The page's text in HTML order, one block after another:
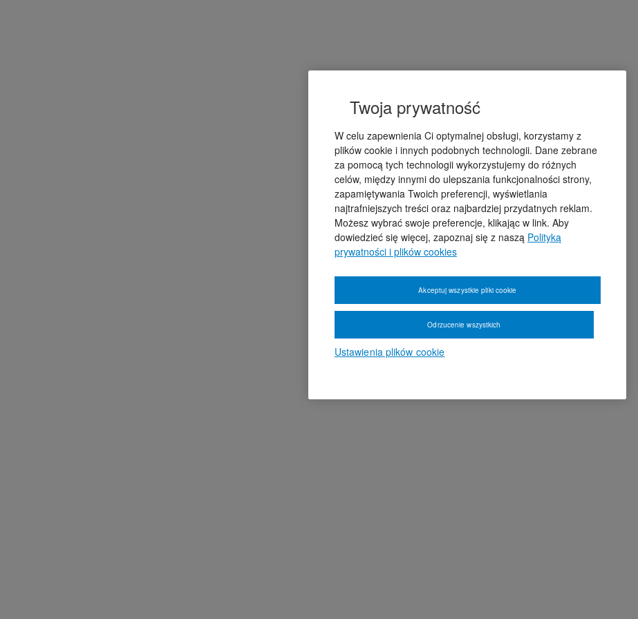
Twoja prywatność
W celu zapewnienia Ci optymalnej obsługi, korzystamy z
plików cookie i innych podobnych technologii. Dane zebrane
za pomocą tych technologii wykorzystujemy do różnych
celów, między innymi do ulepszania funkcjonalności strony,
zapamiętywania Twoich preferencji, wyświetlania
najtrafniejszych treści oraz najbardziej przydatnych reklam.
Możesz wybrać swoje preferencje, klikając w link. Aby
dowiedzieć się więcej, zapoznaj się z naszą Polityką
prywatności i plików cookies
Ustawienia plików cookie
Odrzucenie wszystkich
Akceptuj wszystkie pliki cookie